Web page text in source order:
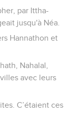
par Ittha-
jusqu'à Néa.
Hannathon et
Nahalal,
avec leurs
C’étaient ces